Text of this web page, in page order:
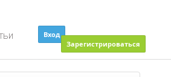
Вход
Зарегистрироваться